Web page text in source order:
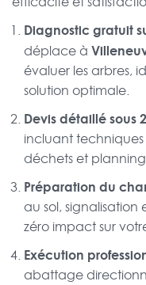
Diagnostic gratuit
déplace à
évaluer les arbres,
solution optimale.
Devis détaillé sous
incluant
déchets et
Préparation du
au sol, signalisation
zéro impact sur
Exécution
abattage